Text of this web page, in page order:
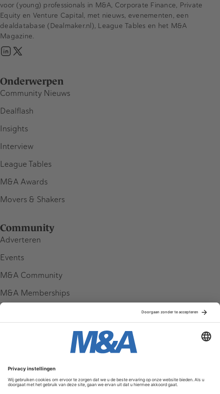
Onderwerpen
Community Nieuws
Dealflash
Insights
Interview
League Tables
M&A Awards
Movers & Shakers
Community
Adverteren
Events
M&A Community
M&A Memberships
Service & Contact
Contact
voor (young) professionals in M&A, Corporate Finance, Private
Equity en Venture Capital, met nieuws, evenementen, een
dealdatabase (Dealmaker.nl), League Tables en het M&A
Magazine.